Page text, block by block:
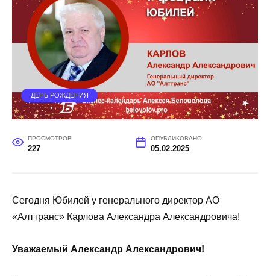
ДЕНЬ РОЖДЕНИЯ
ПРОСМОТРОВ
227
ОПУБЛИКОВАНО
05.02.2025
Сегодня Юбилей у генерального директор АО
«Алттранс» Карлова Александра Александровича!
Уважаемый Александр Александрович!